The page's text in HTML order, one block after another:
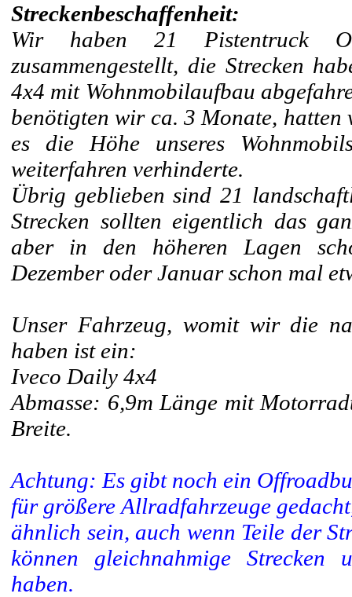
Streckenbeschaffenheit:
Wir haben 21 Pistentruck
zusammengestellt, die Strecken
4x4 mit Wohnmobilaufbau
benötigten wir ca. 3 Monate,
es die Höhe unseres
weiterfahren verhinderte.
Übrig geblieben sind 21
Strecken sollten eigentlich das
aber in den höheren Lagen
Dezember oder Januar schon mal
Unser Fahrzeug, womit wir die
haben ist ein:
Iveco Daily 4x4
Abmasse: 6,9m Länge mit
Breite.
Achtung: Es gibt noch ein
für größere Allradfahrzeuge
ähnlich sein, auch wenn Teile der
können gleichnahmige Strecken
haben.